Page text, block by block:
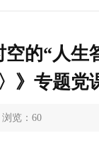
空的“人
》专题党
浏览： 60